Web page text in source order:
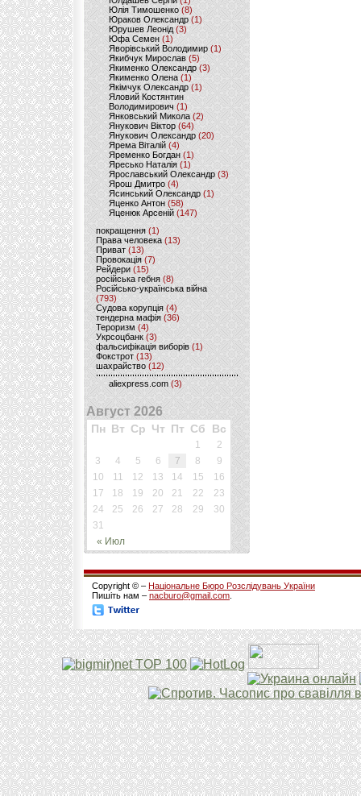
Юлія Тимошенко (8)
Юраков Олександр (1)
Юрушев Леонід (3)
Юфа Семен (1)
Яворівський Володимир (1)
Якибчук Мирослав (5)
Якименко Олександр (3)
Якименко Олена(1)
Якімчук Олександр (1)
Яловий Костянтин
Володимирович (1)
Янковський Микола(2)
Янукович Віктор (64)
Янукович Олександр(20)
Ярема Віталій(4)
Яременко Богдан(1)
Яресько Наталія(1)
Ярославський Олександр (3)
Ярош Дмитро (4)
Ясинський Олександр (1)
Яценко Антон(58)
Яценюк Арсеній (147)
покращення (1)
Права человека(13)
Приват (13)
Провокація (7)
Рейдери (15)
російська гебня (8)
Російсько-українська війна
(793)
Судова корупція (4)
тендерна мафія (36)
Тероризм (4)
Укрсоцбанк (3)
фальсифікація виборів (1)
Фокстрот(13)
шахрайство (12)
aliexpress.com (3)
Август 2026
Пн Вт Ср Чт Пт Сб Вс
« Июл
1
2
3
4 5 6 7 8
9
10
11 12 13 14 15
16
17
18 19 20 21 22
23
24
25 26 27 28 29
30
31
Copyright © – Національне Бюро Розслідувань України
Пишіть нам – nacburo@gmail.com